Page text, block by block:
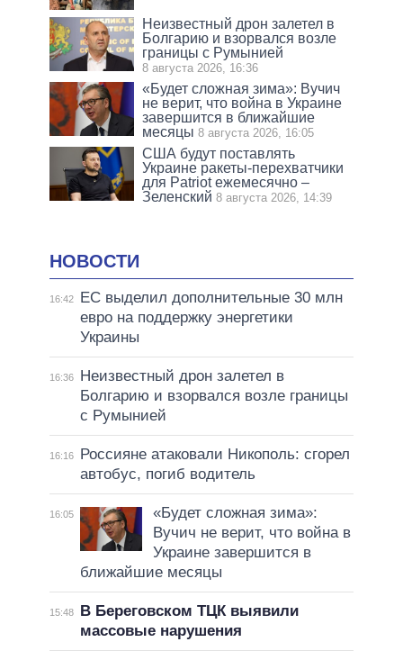
Неизвестный дрон залетел в
Болгарию и взорвался возле
границы с Румынией
8 августа 2026, 16:36
«Будет сложная зима»: Вучич
не верит, что война в Украине
завершится в ближайшие
месяцы 8 августа 2026, 16:05
США будут поставлять
Украине ракеты-перехватчики
для Patriot ежемесячно –
Зеленский 8 августа 2026, 14:39
НОВОСТИ
16:42
ЕС выделил дополнительные 30 млн
евро на поддержку энергетики
Украины
16:36
Неизвестный дрон залетел в
Болгарию и взорвался возле границы
с Румынией
16:16
Россияне атаковали Никополь: сгорел
автобус, погиб водитель
16:05
«Будет сложная зима»:
Вучич не верит, что война в
Украине завершится в
ближайшие месяцы
15:48
В Береговском ТЦК выявили
массовые нарушения